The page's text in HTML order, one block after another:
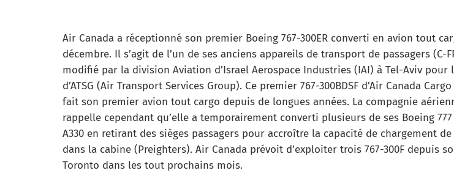
Air Canada a réceptionné son premier Boeing 767-300ER converti en avion tout
décembre. Il s’agit de l’un de ses anciens appareils de transport de passagers (C-
modifié par la division Aviation d’Israel Aerospace Industries (IAI) à Tel-Aviv pour
d’ATSG (Air Transport Services Group). Ce premier 767-300BDSF d’Air Canada
fait son premier avion tout cargo depuis de longues années. La compagnie
rappelle cependant qu’elle a temporairement converti plusieurs de ses Boeing
A330 en retirant des sièges passagers pour accroître la capacité de chargement
dans la cabine (Preighters). Air Canada prévoit d’exploiter trois 767-300F depuis
Toronto dans les tout prochains mois.